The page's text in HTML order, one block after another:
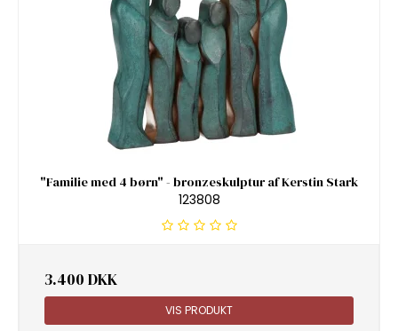
"Familie med 4 børn" - bronzeskulptur af Kerstin Stark
123808
3.400 DKK
VIS PRODUKT